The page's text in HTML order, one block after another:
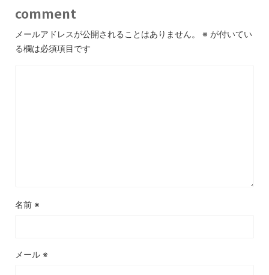
comment
メールアドレスが公開されることはありません。 ※ が付いてい
る欄は必須項目です
名前 ※
メール ※